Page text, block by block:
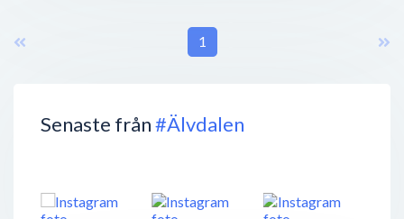
Senaste från#Älvdalen
1